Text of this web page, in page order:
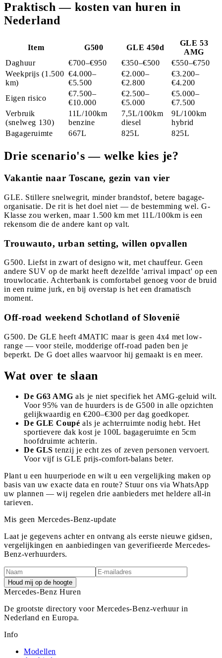
Praktisch — kosten van huren in
Nederland
Item G500 GLE 450d
GLE 53
AMG
Daghuur
€700–€950 €350–€500
€550–€750
Weekprijs (1.500
km)
€4.000–
€5.500
€2.000–
€2.800
€3.200–
€4.200
Eigen risico
€7.500–
€10.000
€2.500–
€5.000
€5.000–
€7.500
Verbruik
(snelweg 130)
11L/100km
benzine
7,5L/100km
diesel
9L/100km
hybrid
Bagageruimte
667L 825L 825L
Drie scenario's — welke kies je?
Vakantie naar Toscane, gezin van vier
GLE. Stillere snelwegrit, minder brandstof, betere bagage-
organisatie. De rit is het doel niet — de bestemming wel. G-
Klasse zou werken, maar 1.500 km met 11L/100km is een
rekensom die de andere kant op valt.
Trouwauto, urban setting, willen opvallen
G500. Liefst in zwart of designo wit, met chauffeur. Geen
andere SUV op de markt heeft dezelfde 'arrival impact' op een
trouwlocatie. Achterbank is comfortabel genoeg voor de bruid
in een ruime jurk, en bij overstap is het een dramatisch
moment.
Off-road weekend Schotland of Slovenië
G500. De GLE heeft 4MATIC maar is geen 4x4 met low-
range — voor steile, modderige off-road paden ben je
beperkt. De G doet alles waarvoor hij gemaakt is en meer.
Wat over te slaan
De G63 AMG als je niet specifiek het AMG-geluid wilt.
Voor 95% van de huurders is de G500 in alle opzichten
gelijkwaardig en €200–€300 per dag goedkoper.
De GLE Coupé als je achterruimte nodig hebt. Het
sportievere dak kost je 100L bagageruimte en 5cm
hoofdruimte achterin.
De GLS tenzij je echt zes of zeven personen vervoert.
Voor vijf is GLE prijs-comfort-balans beter.
Plant u een huurperiode en wilt u een vergelijking maken op
basis van uw exacte data en route? Stuur ons via WhatsApp
uw plannen — wij regelen drie aanbieders met heldere all-in
tarieven.
Mis geen Mercedes-Benz-update
Laat je gegevens achter en ontvang als eerste nieuwe gidsen,
vergelijkingen en aanbiedingen van geverifieerde Mercedes-
Benz-verhuurders.
Houd mij op de hoogte
Mercedes-Benz Huren
De grootste directory voor Mercedes-Benz-verhuur in
Nederland en Europa.
Info
Modellen